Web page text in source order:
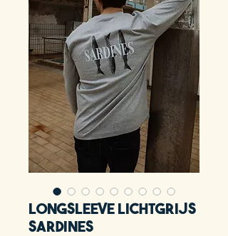
Longsleeve Lichtgrijs
Sardines